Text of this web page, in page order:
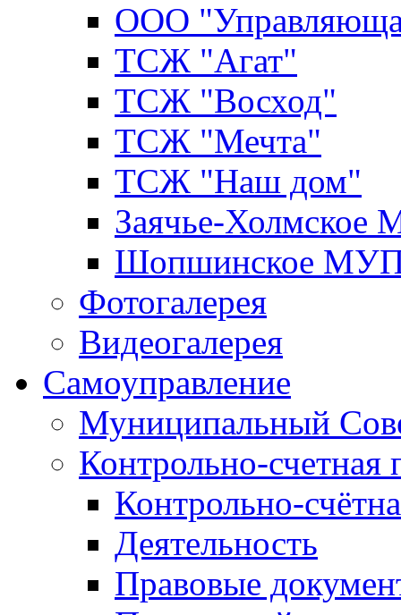
ООО
ТСЖ "Агат"
ТСЖ "Восход"
ТСЖ "Мечта"
ТСЖ "Наш дом"
Заячье-
Шопшинское
Фотогалерея
Видеогалерея
Самоуправление
Муниципальный
Контрольно-счетная
Контрольно-
Деятельность
Правовые